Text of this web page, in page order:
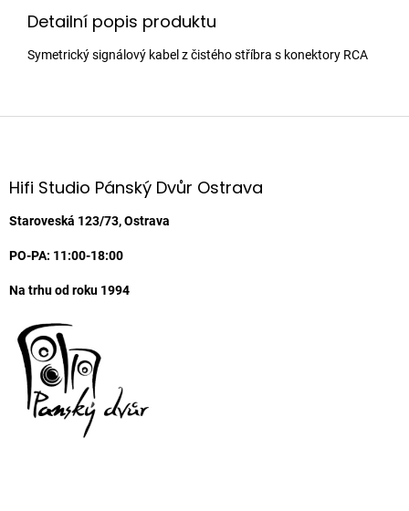
Detailní popis produktu
Symetrický signálový kabel z čistého stříbra s konektory RCA
Z
aHifi Studio Pánský Dvůr Ostrava
Staroveská 123/73, Ostrava
PO-PA: 11:00-18:00
Na trhu od roku 1994